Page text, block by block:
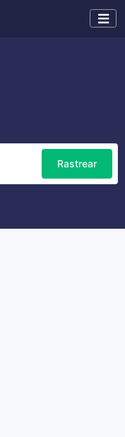
Rastrear